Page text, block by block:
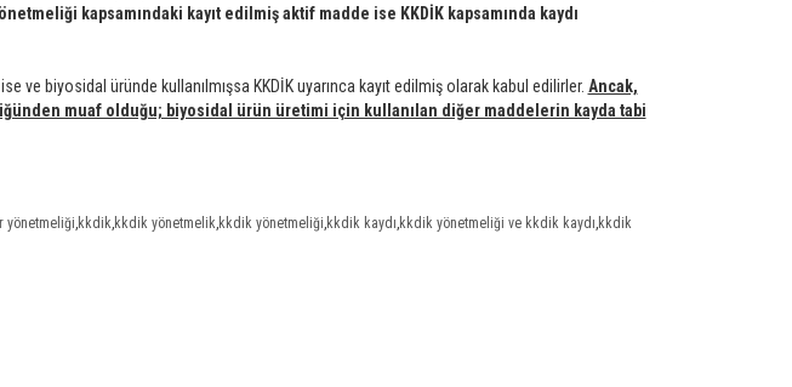
kapsamındaki kayıt edilmiş aktif madde ise KKDİK kapsamında kaydı
ve biyosidal üründe kullanılmışsa KKDİK uyarınca kayıt edilmiş olarak kabul edilirler. Ancak,
muaf olduğu; biyosidal ürün üretimi için kullanılan diğer maddelerin kayda tabi
yönetmeliği,kkdik,kkdik yönetmelik,kkdik yönetmeliği,kkdik kaydı,kkdik yönetmeliği ve kkdik kaydı,kkdik